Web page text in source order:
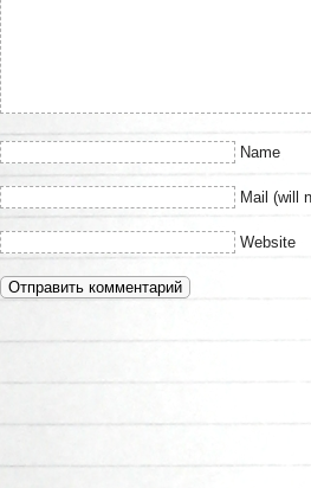
Name
Mail (will
Website